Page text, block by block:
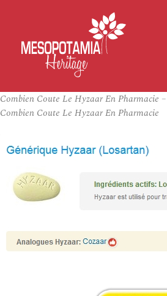
Combien Coute Le Hyzaar En Pharmacie
Combien Coute Le Hyzaar En Pharmacie